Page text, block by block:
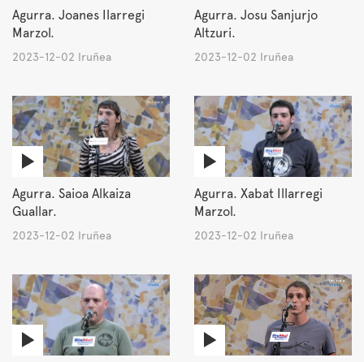
Agurra. Joanes Ilarregi
Marzol.
2023-12-02 Iruñea
Agurra. Josu Sanjurjo
Altzuri.
2023-12-02 Iruñea
Agurra. Saioa Alkaiza
Guallar.
2023-12-02 Iruñea
Agurra. Xabat Illarregi
Marzol.
2023-12-02 Iruñea